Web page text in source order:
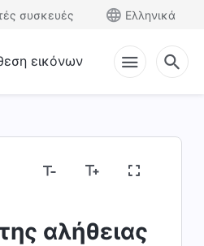
συσκευές Ελληνικά
εικόνων
αλήθειας